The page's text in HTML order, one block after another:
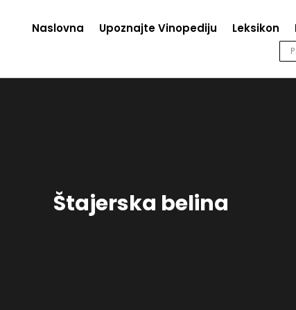
Naslovna Upoznajte Vinopediju Leksikon
Štajerska belina